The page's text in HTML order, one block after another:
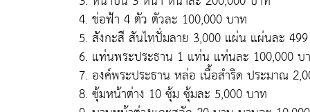
4. ช่อฟ้า 4 ตัว ตัวละ 100,000 บาท
5. สังกะสี สันไทปั่มลาย 3,000 แผ่น แผ่นละ
6. แท่นพระประธาน 1 แท่น แท่นละ 100,000 บ
7. องค์พระประธาน หล่อ เนื้อสำริด ประมาณ
8. ซุ้มหน้าต่าง 10 ซุ้ม ซุ้มละ 5,000 บาท